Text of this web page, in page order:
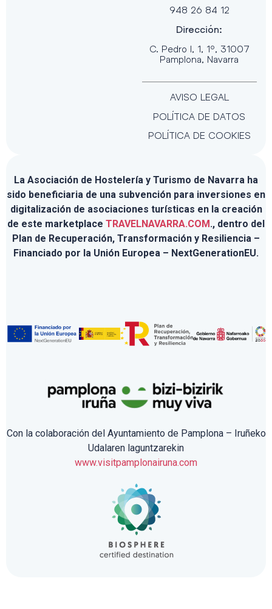
948 26 84 12
Dirección:
C. Pedro I, 1, 1º, 31007
Pamplona, Navarra
AVISO LEGAL
POLÍTICA DE DATOS
POLÍTICA DE COOKIES
La Asociación de Hostelería y Turismo de Navarra ha
sido beneficiaria de una subvención para inversiones en
digitalización de asociaciones turísticas en la creación
de este marketplace TRAVELNAVARRA.COM ., dentro del
Plan de Recuperación, Transformación y Resiliencia –
Financiado por la Unión Europea – NextGenerationEU.
Con la colaboración del Ayuntamiento de Pamplona – Iruñeko
Udalaren laguntzarekin
www.visitpamplonairuna.com